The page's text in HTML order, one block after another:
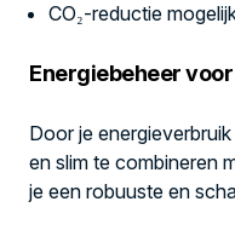
CO₂-reductie
Energiebeheer
Door je
en slim te combineren
je een robuuste en